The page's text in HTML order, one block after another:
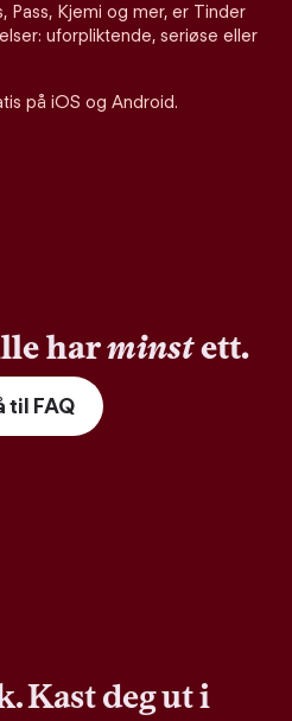
Pass, Kjemi og mer, er Tinder
uforpliktende, seriøse eller
på iOS og Android.
harminstett.
til FAQ
Kast deg ut i